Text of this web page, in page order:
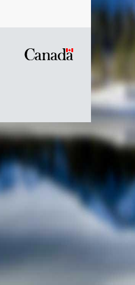
Symbole
du
Canada